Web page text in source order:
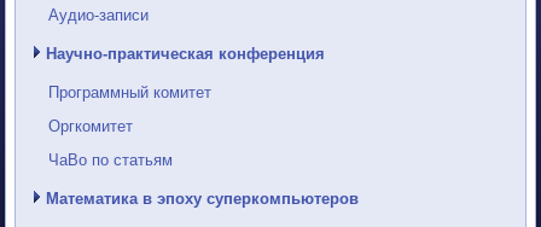
Аудио-записи
Научно-практическая конференция
Программный комитет
Оргкомитет
ЧаВо по статьям
Математика в эпоху суперкомпьютеров